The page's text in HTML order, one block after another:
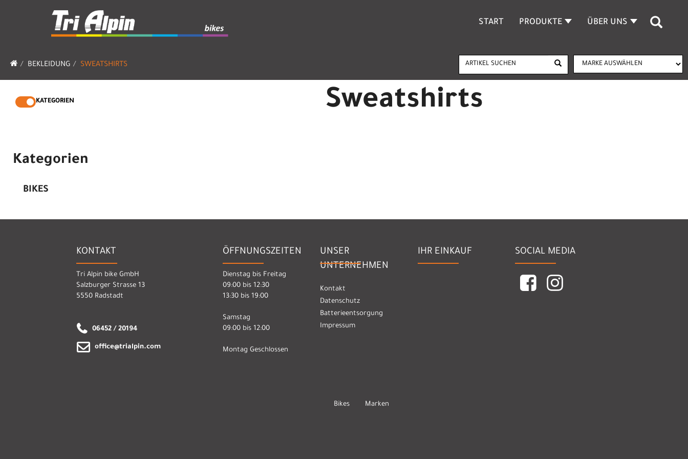
START PRODUKTE ÜBER UNS
BEKLEIDUNG SWEATSHIRTS
KATEGORIEN Sweatshirts
Kategorien
BIKES
KONTAKT
Tri Alpin bike GmbH
Salzburger Strasse 13
5550 Radstadt
06452 / 20194
office@trialpin.com
ÖFFNUNGSZEITEN
Dienstag bis Freitag
09:00 bis 12:30
13:30 bis 19:00
Samstag
09:00 bis 12:00
Montag Geschlossen
UNSER
UNTERNEHMEN
Kontakt
Datenschutz
Batterieentsorgung
Impressum
IHR EINKAUF SOCIAL MEDIA
Bikes Marken